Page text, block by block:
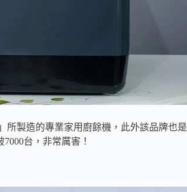
所製造的專業家用廚餘機，此外該品牌也是
台，非常厲害！